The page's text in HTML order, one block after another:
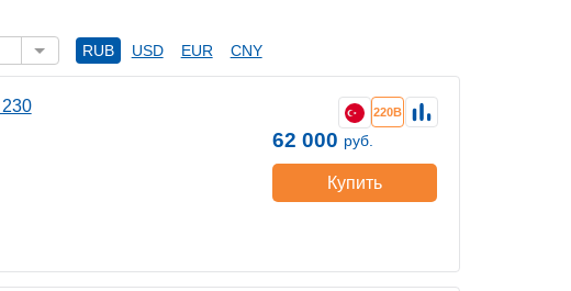
RUB USD EUR CNY
220В
62 000 руб.
Купить